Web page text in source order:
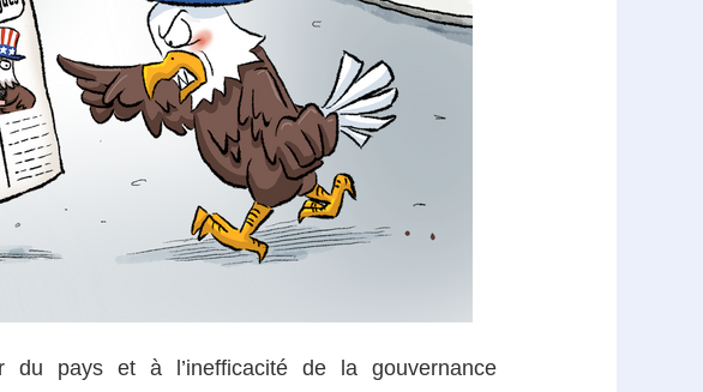
du pays et à l’inefficacité de la gouvernance